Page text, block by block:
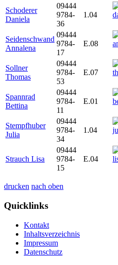
Schoderer
Daniela
09444
9784-
36
1.04
Seidenschwand
Annalena
09444
9784-
17
E.08
Sollner
Thomas
09444
9784-
53
E.07
Spannrad
Bettina
09444
9784-
11
E.01
Stempfhuber
Julia
09444
9784-
34
1.04
Strauch Lisa
09444
9784-
15
E.04
drucken nach oben
Quicklinks
Kontakt
Inhaltsverzeichnis
Impressum
Datenschutz